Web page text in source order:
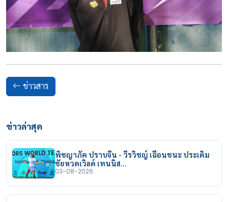
ข่าวสาร
ข่าวล่าสุด
พิชญาภัค ปราบจีน - วีรวิชญ์ เฉือนชนะ ประเดิม
ชัยหวดเวิลด์ เทนนิส…
03-08-2026